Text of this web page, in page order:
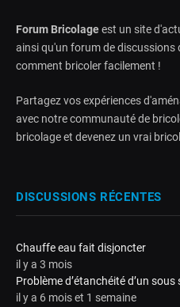
Forum Bricolageest un site
ainsi qu'un forum de discussions
comment bricoler facilement !
Partagez vos expériences
avec notre communauté de
bricolage et devenez un vrai
DISCUSSIONS RÉCENTES
Chauffe eau fait disjoncter
il y a 3 mois
Problème d’étanchéité d’un sous
il y a 6 mois et 1 semaine